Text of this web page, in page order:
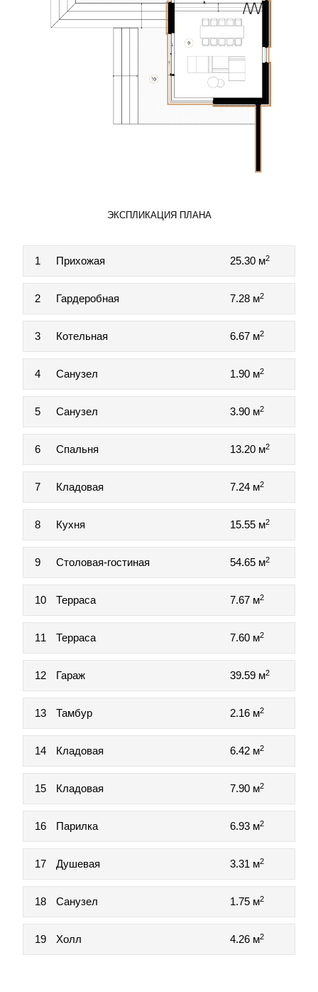
ЭКСПЛИКАЦИЯ ПЛАНА
1 Прихожая 25.30 м2
2 Гардеробная 7.28 м2
3 Котельная 6.67 м2
4 Санузел 1.90 м2
5 Санузел 3.90 м2
6 Спальня 13.20 м2
7 Кладовая 7.24 м2
8 Кухня 15.55 м2
9 Столовая-гостиная 54.65 м2
10 Терраса 7.67 м2
11 Терраса 7.60 м2
12 Гараж 39.59 м2
13 Тамбур 2.16 м2
14 Кладовая 6.42 м2
15 Кладовая 7.90 м2
16 Парилка 6.93 м2
17 Душевая 3.31 м2
18 Санузел 1.75 м2
19 Холл 4.26 м2